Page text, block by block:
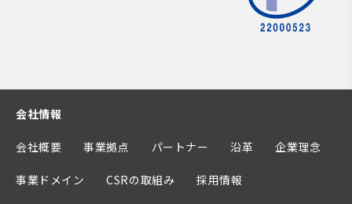
会社情報
会社概要 事業拠点 パートナー 沿革 企業理念
事業ドメイン CSRの取組み 採用情報